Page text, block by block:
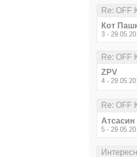
Re: OFF
Кот
3 -
Re: OFF
ZPV
4 -
Re: OFF
Атсасин
5 -